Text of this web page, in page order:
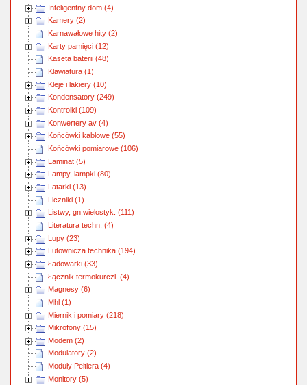
Inteligentny dom (4)
Kamery (2)
Karnawałowe hity (2)
Karty pamięci (12)
Kaseta baterii (48)
Klawiatura (1)
Kleje i lakiery (10)
Kondensatory (249)
Kontrolki (109)
Konwertery av (4)
Końcówki kablowe (55)
Końcówki pomiarowe (106)
Laminat (5)
Lampy, lampki (80)
Latarki (13)
Liczniki (1)
Listwy, gn.wielostyk. (111)
Literatura techn. (4)
Lupy (23)
Lutownicza technika (194)
Ładowarki (33)
Łącznik termokurczl. (4)
Magnesy (6)
Mhl (1)
Miernik i pomiary (218)
Mikrofony (15)
Modem (2)
Modulatory (2)
Moduły Peltiera (4)
Monitory (5)